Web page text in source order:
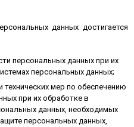
данных достигается
персональных данных при их
персональных данных;
мер по обеспечению
при их обработке в
данных, необходимых
персональных данных,